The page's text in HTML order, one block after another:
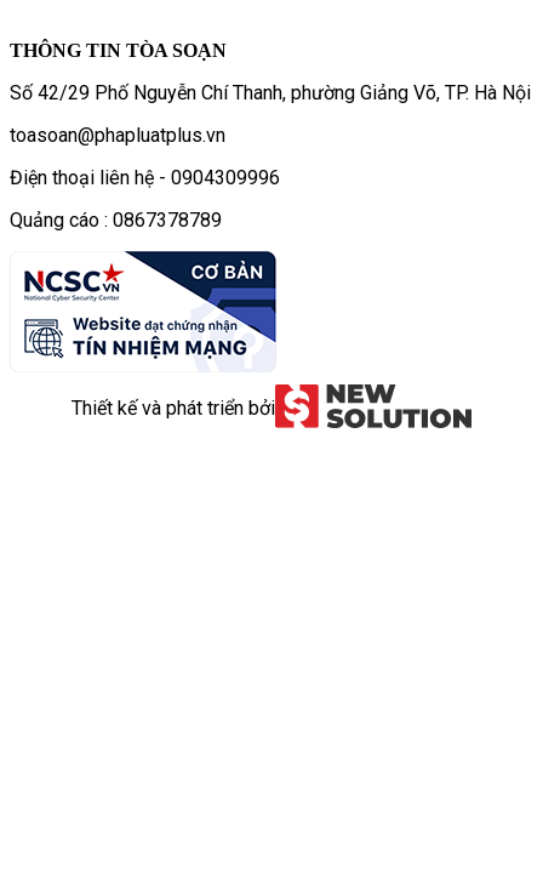
THÔNG TIN TÒA SOẠN
Số 42/29 Phố Nguyễn Chí Thanh, phường Giảng Võ, TP. Hà Nội
toasoan@phapluatplus.vn
Điện thoại liên hệ - 0904309996
Quảng cáo : 0867378789
Thiết kế và phát triển bởi